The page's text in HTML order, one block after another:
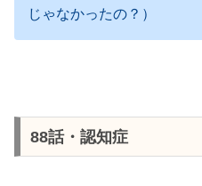
じゃなかったの？）
88話・認知症